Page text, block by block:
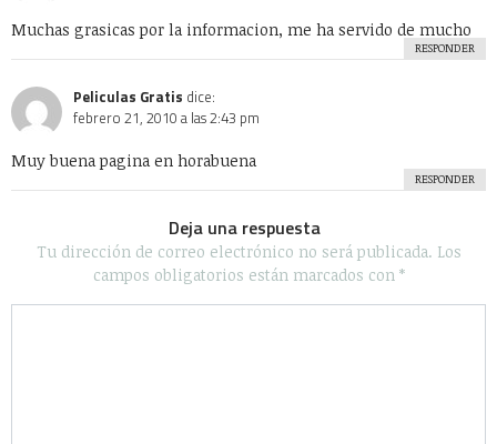
Muchas grasicas por la informacion, me ha servido de mucho
RESPONDER
Peliculas Gratis dice:
febrero 21, 2010 a las 2:43 pm
Muy buena pagina en horabuena
RESPONDER
Deja una respuesta
Tu dirección de correo electrónico no será publicada. Los
campos obligatorios están marcados con *